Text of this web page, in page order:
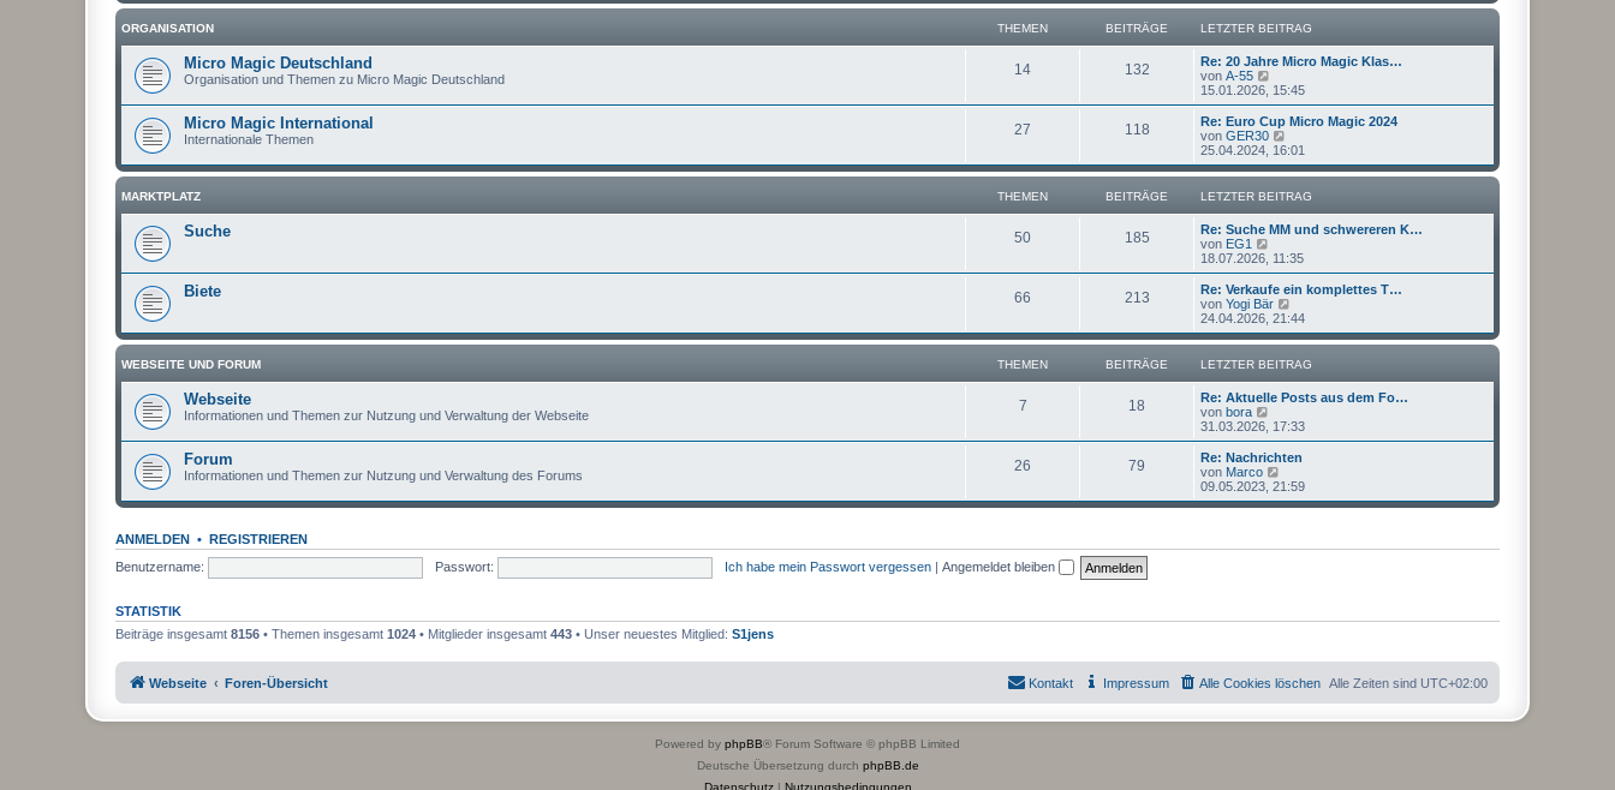
t
a
g
r
B
e
i
t
a
g
e
s
r
e
i
t
a
g
ORGANISATION THEMEN BEITRÄGE LETZTER BEITRAG
Micro Magic Deutschland
Organisation und Themen zu Micro Magic Deutschland
14 132
Re: 20 Jahre Micro Magic Klas…
von A-55
e
u
e
s
t
r
B
e
i
t
a
g
15.01.2026, 15:45
Micro Magic International
Internationale Themen
27 118
Re: Euro Cup Micro Magic 2024
von GER30
e
u
e
s
r
e
i
t
r
a
g
25.04.2024, 16:01
MARKTPLATZ THEMEN BEITRÄGE LETZTER BEITRAG
Suche 50 185
Re: Suche MM und schwereren K…
von EG1
e
u
e
s
t
r
B
e
i
t
a
g
18.07.2026, 11:35
Biete 66 213
Re: Verkaufe ein komplettes T…
von Yogi Bär
e
u
e
s
r
e
i
t
a
g
24.04.2026, 21:44
WEBSEITE UND FORUM THEMEN BEITRÄGE LETZTER BEITRAG
Webseite
Informationen und Themen zur Nutzung und Verwaltung der Webseite
7 18
Re: Aktuelle Posts aus dem Fo…
von bora
e
u
e
s
t
r
i
31.03.2026, 17:33
Forum
Informationen und Themen zur Nutzung und Verwaltung des Forums
26 79
Re: Nachrichten
von Marco
e
u
09.05.2023, 21:59
ANMELDEN • REGISTRIEREN
Benutzername:
Passwort: Ich habe mein Passwort vergessen | Angemeldet bleiben
STATISTIK
Beiträge insgesamt 8156 • Themen insgesamt 1024 • Mitglieder insgesamt 443 • Unser neuestes Mitglied: S1jens
Webseite Foren-Übersicht Alle Zeiten sind UTC+02:00
Alle Cookies löschen
Impressum
Kontakt
Powered by phpBB® Forum Software © phpBB Limited
Deutsche Übersetzung durch phpBB.de
Datenschutz| Nutzungsbedingungen